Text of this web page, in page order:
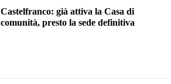
Castelfranco: già attiva la Casa di
comunità, presto la sede definitiva